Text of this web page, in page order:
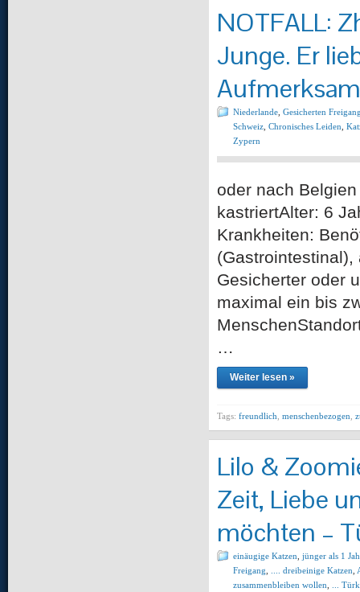
NOTFALL:
Junge. Er
Niederlande Gesicherten
Schweiz Chronisches Leiden
Zypern
oder nach
kastriertAlter: 6
Krankheiten:
Gesicherter oder
maximal ein bis
…
Weiter lesen »
Tags: freundlich menschenbezogen
Lilo &
Zeit, Liebe
möchten –
einäugige Katzen jünger als 1
Freigang
.... dreibeinige Katzen
zusammenbleiben wollen
...